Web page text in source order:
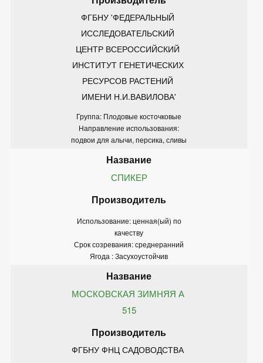
ФГБНУ 'ФЕДЕРАЛЬНЫЙ
ИССЛЕДОВАТЕЛЬСКИЙ
ЦЕНТР ВСЕРОССИЙСКИЙ
ИНСТИТУТ ГЕНЕТИЧЕСКИХ
РЕСУРСОВ РАСТЕНИЙ
ИМЕНИ Н.И.ВАВИЛОВА'
Группа: Плодовые косточковые
Направление использования:
подвои для алычи, персика, сливы
СПИКЕР
Использование: ценная(ый) по
качеству
Срок созревания: среднеранний
Ягода : Засухоустойчив
МОСКОВСКАЯ ЗИМНЯЯ А
515
ФГБНУ ФНЦ САДОВОДСТВА